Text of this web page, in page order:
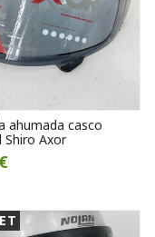
ahumada casco
Shiro Axor